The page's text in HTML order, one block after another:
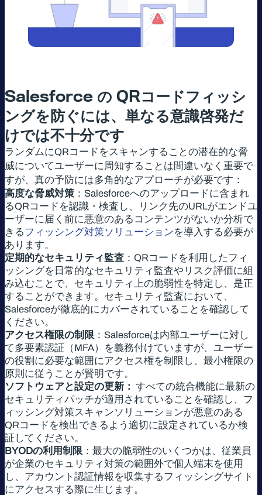
Salesforce の QRコードフィッシ
ングを防ぐには、単なる意識啓発だ
けでは不十分です
ランダムにQRコードをスキャンすることの潜在的な脅
威についてユーザーに周知することは間違いなく重要で
すが、真の予防には多角的なアプローチが必要です：
高度な脅威対策 ：Salesforceへのアップロードに含まれ
るQRコードを認識・検査し、リンク先のURLがエンドユ
ーザーに届く前に悪意のあるコンテンツがないか分析で
きるフィッシング対策ソリューションを導入する必要が
あります。
定期的なセキュリティ監査 ：QRコードを利用したフィ
ッシングを日常的なセキュリティ監査やリスク評価に組
み込むことで、セキュリティ上の脆弱性を特定し、是正
することができます。セキュリティ監査において、
Salesforceが徹底的にカバーされていることを確認して
ください。
アクセス権限の制限 ：Salesforceは内部ユーザーに対し
て多要素認証（MFA）を義務付けていますが、ユーザー
の役割に必要な範囲にアクセス権を制限し、最小権限の
原則に従うことが賢明です。
ソフトウェアと設定の更新： すべての統合機能に最新の
セキュリティパッチが適用されていることを確認し、フ
ィッシング対策スキャンソリューションが悪意のある
QRコードを検出できるよう適切に設定されているか検
証してください。
BYODの利用制限 ：最大の脆弱性のいくつかは、従業員
が企業のセキュリティ対策の範囲外で個人端末を使用
し、アカウント認証情報を収集するフィッシングサイト
にアクセスする際に生じます。